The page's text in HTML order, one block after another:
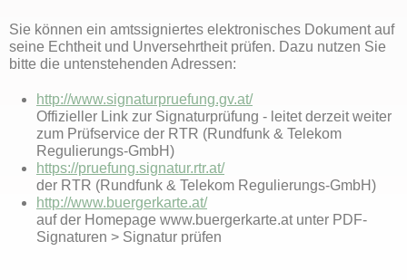
Sie können ein amtssigniertes elektronisches Dokument auf
seine Echtheit und Unversehrtheit prüfen. Dazu nutzen Sie
bitte die untenstehenden Adressen:
http://www.signaturpruefung.gv.at/
Offizieller Link zur Signaturprüfung - leitet derzeit weiter
zum Prüfservice der RTR (Rundfunk & Telekom
Regulierungs-GmbH)
https://pruefung.signatur.rtr.at/
der RTR (Rundfunk & Telekom Regulierungs-GmbH)
http://www.buergerkarte.at/
auf der Homepage www.buergerkarte.at unter PDF-
Signaturen > Signatur prüfen